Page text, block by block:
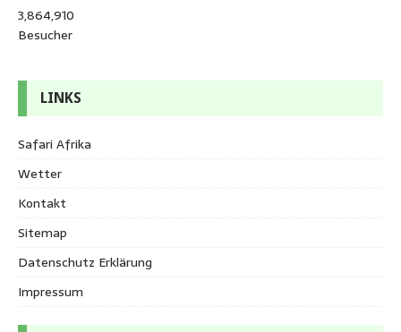
3,864,910
Besucher
LINKS
Safari Afrika
Wetter
Kontakt
Sitemap
Datenschutz Erklärung
Impressum